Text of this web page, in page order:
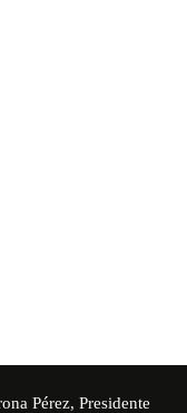
Pérez, Presidente